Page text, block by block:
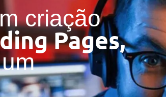
criação
Pages,